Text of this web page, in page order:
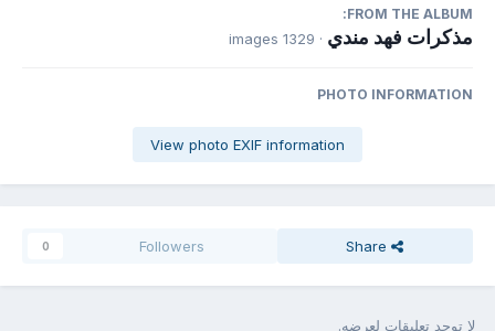
FROM THE ALBUM:
مذكرات فهد مندي · 1329 images
PHOTO INFORMATION
View photo EXIF information
Share
Followers
0
لا توجد تعليقات لعرضه.